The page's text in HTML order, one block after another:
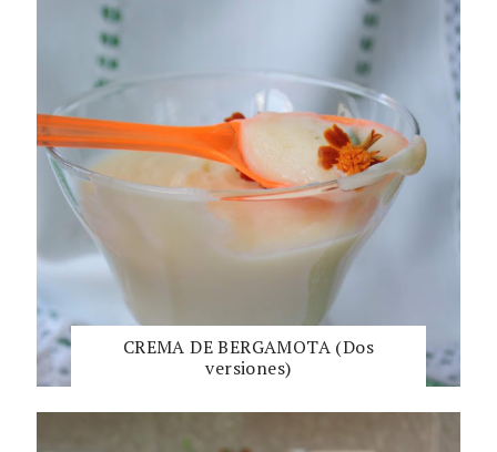
CREMA DE BERGAMOTA (Dos
versiones)